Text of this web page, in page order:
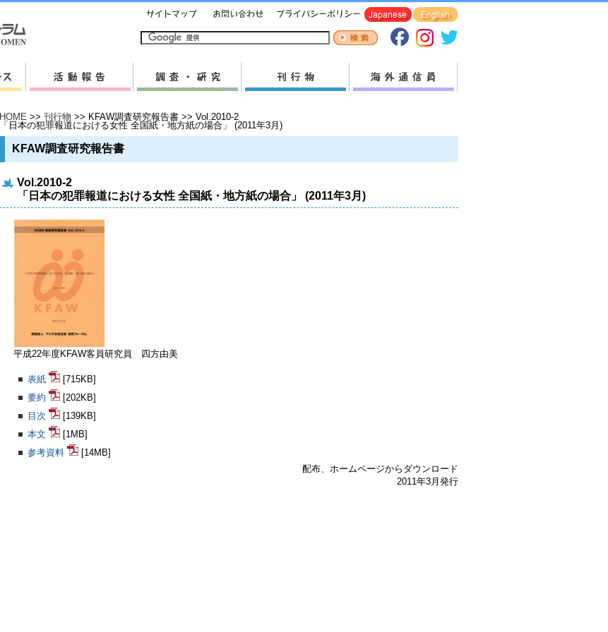
HOME >> 刊行物 >> KFAW調査研究報告書 >> Vol.2010-2
「日本の犯罪報道における女性 全国紙・地方紙の場合」 (2011年3月)
KFAW調査研究報告書
Vol.2010-2
「日本の犯罪報道における女性 全国紙・地方紙の場合」 (2011年3月)
平成22年度KFAW客員研究員 四方由美
表紙
[715KB]
要約
[202KB]
目次
[139KB]
本文
[1MB]
参考資料
[14MB]
配布、ホームページからダウンロード
2011年3月発行